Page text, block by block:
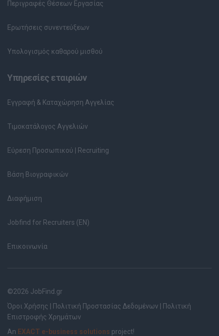
Περιγραφές Θέσεων Εργασίας
Ερωτήσεις συνεντεύξεων
Υπολογισμός καθαρού μισθού
Υπηρεσίες εταιριών
Εγγραφή & Καταχώρηση Αγγελίας
Τιμοκατάλογος Αγγελιών
Εύρεση Προσωπικού | Recruiting
Βάση Βιογραφικών
Διαφήμιση
Jobfind for Recruiters (EN)
Επικοινωνία
©2026 JobFind.gr
Όροι Χρήσης
Πολιτική Προστασίας Δεδομένων
Πολιτική
Επιστροφής Χρημάτων
An EXACT e-business solutions project!